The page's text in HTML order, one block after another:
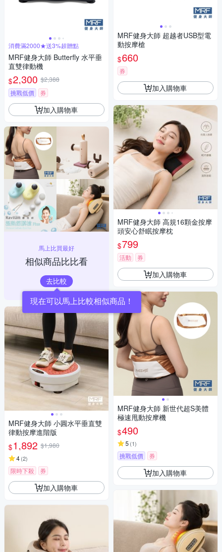
消費滿2000★送3%超贈點
MRF健身大師 Butterfly ⽔平垂
直雙律動機
$2,300 $2,388
挑戰低價
券
加入購物車
馬上比買最好
相似商品比比看
去比較
現在可以馬上比較相似商品！
MRF健身大師 ⼩圓⽔平垂直雙
律動按摩進階版
$1,892 $1,980
4(2)
限時下殺 券
加入購物車
MRF健身大師 超越者USB型電
動按摩槍
$660
券
加入購物車
MRF健身大師 高規16顆金按摩
頭安心舒眠按摩枕
$799
活動 券
加入購物車
MRF健身大師 新世代超S美體
極速甩動按摩機
$490
5 (1)
挑戰低價 券
加入購物車